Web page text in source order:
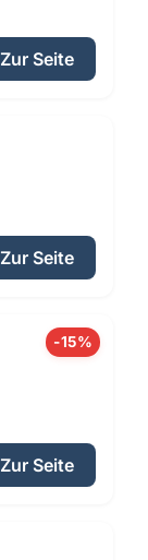
Zur Seite
Zur Seite
-15%
Zur Seite